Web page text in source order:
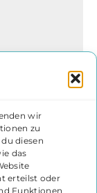
wir
zu
diesen
das
erteilst oder
Funktionen